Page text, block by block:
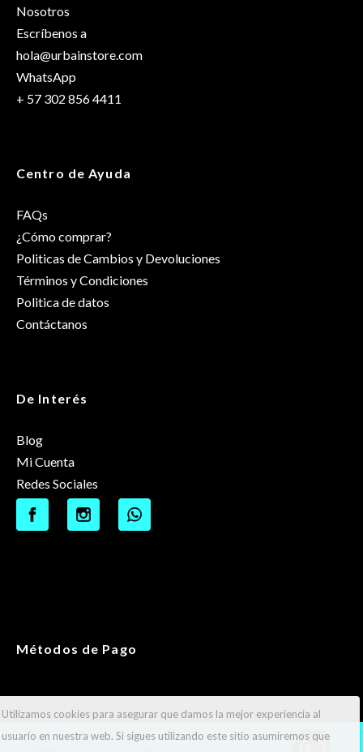
Nosotros
Escríbenos a
hola@urbainstore.com
WhatsApp
+ 57 302 856 4411
Centro de Ayuda
FAQs
¿Cómo comprar?
Politicas de Cambios y Devoluciones
Términos y Condiciones
Politica de datos
Contáctanos
De Interés
Blog
Mi Cuenta
Redes Sociales
Métodos de Pago
Utilizamos cookies para asegurar que damos la mejor experiencia al
usuario en nuestra web. Si sigues utilizando este sitio asumiremos que